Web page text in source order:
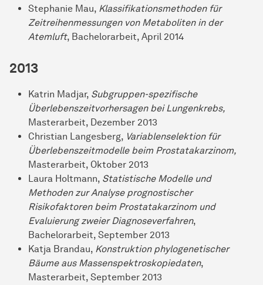
Stephanie Mau, Klassifikationsmethoden für
Zeitreihenmessungen von Metaboliten in der
Atemluft, Bachelorarbeit, April 2014
2013
Katrin Madjar, Subgruppen-spezifische
Überlebenszeitvorhersagen bei Lungenkrebs,
Masterarbeit, Dezember 2013
Christian Langesberg, Variablenselektion für
Überlebenszeitmodelle beim Prostatakarzinom,
Masterarbeit, Oktober 2013
Laura Holtmann, Statistische Modelle und
Methoden zur Analyse prognostischer
Risikofaktoren beim Prostatakarzinom und
Evaluierung zweier Diagnoseverfahren,
Bachelorarbeit, September 2013
Katja Brandau, Konstruktion phylogenetischer
Bäume aus Massenspektroskopiedaten,
Masterarbeit, September 2013